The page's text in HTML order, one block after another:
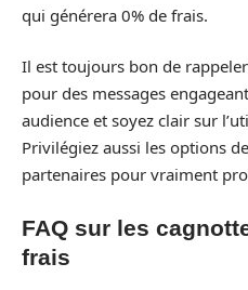
qui générera 0% de frais.
Il est toujours bon de
pour des messages
audience et soyez clair sur
Privilégiez aussi les options
partenaires pour vraiment
FAQ sur les
frais